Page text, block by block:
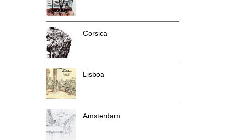
Corsica
Lisboa
Amsterdam